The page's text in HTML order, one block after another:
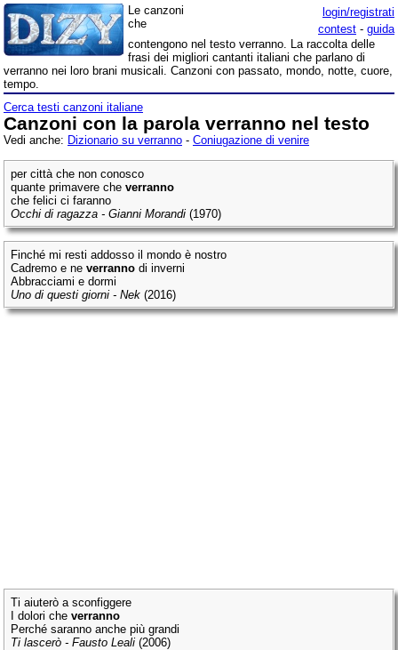
login/registrati
contest - guida
Le canzoni
che
contengono nel testo verranno. La raccolta delle
frasi dei migliori cantanti italiani che parlano di
verranno nei loro brani musicali. Canzoni con passato, mondo, notte, cuore,
tempo.
Cerca testi canzoni italiane
Canzoni con la parola verranno nel testo
Vedi anche: Dizionario su verranno - Coniugazione di venire
per città che non conosco
quante primavere che verranno
che felici ci faranno
Occhi di ragazza - Gianni Morandi (1970)
Finché mi resti addosso il mondo è nostro
Cadremo e ne verranno di inverni
Abbracciami e dormi
Uno di questi giorni - Nek (2016)
Ti aiuterò a sconfiggere
I dolori che verranno
Perché saranno anche più grandi
Ti lascerò - Fausto Leali (2006)